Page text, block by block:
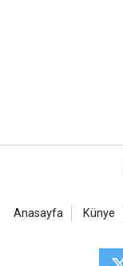
Anasayfa Künye